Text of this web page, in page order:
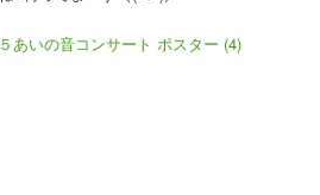
あいの音コンサート ポスター (4)